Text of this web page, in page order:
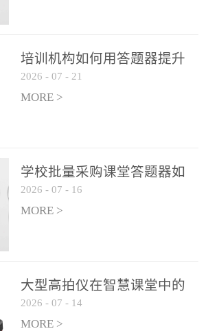
学工具
选择互
务，
秒，完
，避
无论
课后即
灵活
需求，
容本
多元
富的
足不同
标的互
培训机构如何用答题器提升
学生专注度
2026 - 07 - 21
MORE >
学校批量采购课堂答题器如
何选厂家
2026 - 07 - 16
MORE >
大型高拍仪在智慧课堂中的
实际应用
2026 - 07 - 14
MORE >